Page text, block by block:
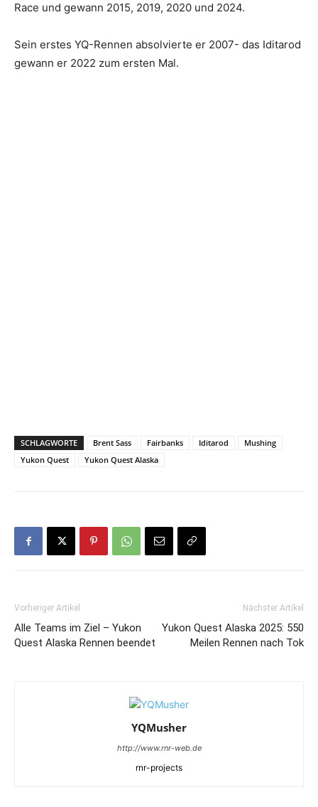
Race und gewann 2015, 2019, 2020 und 2024.
Sein erstes YQ-Rennen absolvierte er 2007- das Iditarod
gewann er 2022 zum ersten Mal.
SCHLAGWORTE Brent Sass Fairbanks Iditarod
Mushing
Yukon Quest
Yukon Quest Alaska
Vorheriger Artikel
Alle Teams im Ziel – Yukon
Quest Alaska Rennen beendet
Nächster Artikel
Yukon Quest Alaska 2025: 550
Meilen Rennen nach Tok
YQMusher
http://www.rnr-web.de
rnr-projects